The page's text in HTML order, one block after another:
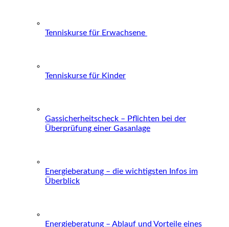
Tenniskurse für Erwachsene
Tenniskurse für Kinder
Gassicherheitscheck – Pflichten bei der
Überprüfung einer Gasanlage
Energieberatung – die wichtigsten Infos im
Überblick
Energieberatung – Ablauf und Vorteile eines